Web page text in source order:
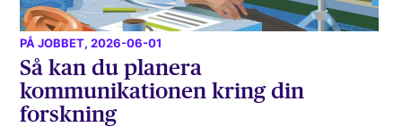
PÅ JOBBET, 2026-06-01
Så kan du planera
kommunikationen kring din
forskning